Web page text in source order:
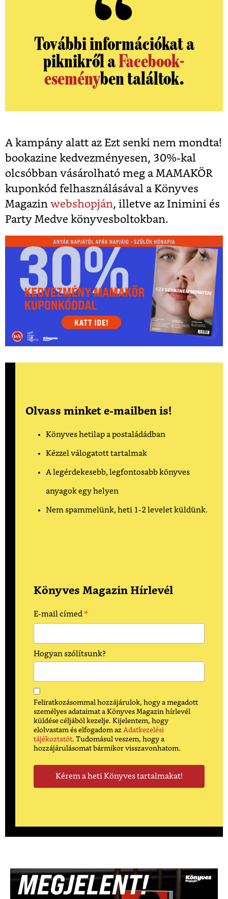
További információkat a
piknikről aFacebook-
eseményben találtok.
A kampány alatt az Ezt senki nem mondta!
bookazine kedvezményesen, 30%-kal
olcsóbban vásárolható meg a MAMAKÖR
kuponkód felhasználásával a Könyves
Magazin webshopján, illetve az Inimini és
Party Medve könyvesboltokban.
Olvass minket e-mailben is!
Könyves hetilap a postaládádban
Kézzel válogatott tartalmak
A legérdekesebb, legfontosabb könyves
anyagok egy helyen
Nem spammelünk, heti 1-2 levelet küldünk.
Könyves Magazin Hírlevél
E-mail címed *
Hogyan szólítsunk?
Feliratkozásommal hozzájárulok, hogy a megadott
személyes adataimat a Könyves Magazin hírlevél
küldése céljából kezelje. Kijelentem, hogy
elolvastam és elfogadom az Adatkezelési
tájékoztatót. Tudomásul veszem, hogy a
hozzájárulásomat bármikor visszavonhatom.